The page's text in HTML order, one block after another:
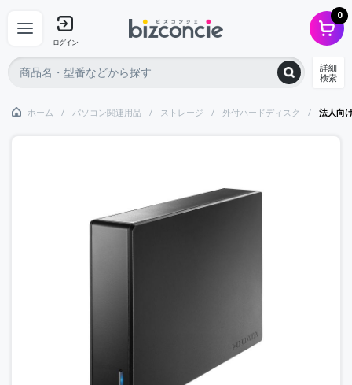
ログイン
0
詳細
検索
ホーム パソコン関連用品 ストレージ 外付ハードディスク 法人向